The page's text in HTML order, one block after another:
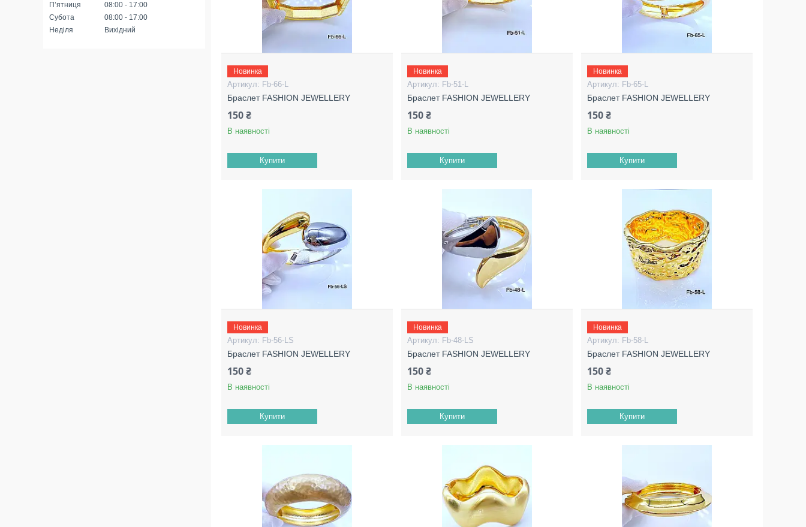
Новинка
Fb-66-L
Браслет FASHION JEWELLERY
150 ₴
В наявності
Купити
Новинка
Fb-51-L
Браслет FASHION JEWELLERY
150 ₴
В наявності
Купити
Новинка
Fb-65-L
Браслет FASHION JEWELLERY
150 ₴
В наявності
Купити
Новинка
Fb-56-LS
Браслет FASHION JEWELLERY
150 ₴
В наявності
Купити
Новинка
Fb-48-LS
Браслет FASHION JEWELLERY
150 ₴
В наявності
Купити
Новинка
Fb-58-L
Браслет FASHION JEWELLERY
150 ₴
В наявності
Купити
Пʼятниця
08:00
17:00
Субота
08:00
17:00
Неділя
Вихідний